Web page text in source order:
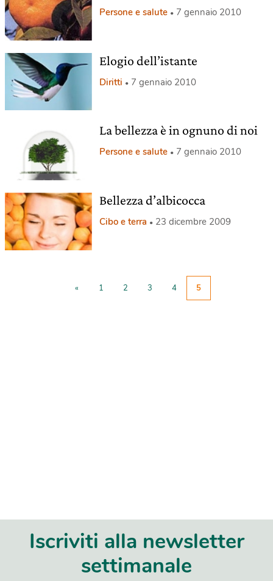
Persone e salute 7 gennaio 2010
Elogio dell’istante
Diritti 7 gennaio 2010
La bellezza è in ognuno di noi
Persone e salute 7 gennaio 2010
Bellezza d’albicocca
Cibo e terra 23 dicembre 2009
« 1 2 3 4 5
Iscriviti alla newsletter
settimanale